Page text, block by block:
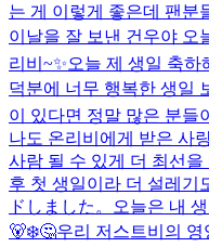
는 게 이렇게 좋은데 팬분
이날을 잘 보낸 건우야
리비~✨오늘 제 생일 축
덕분에 너무 행복한 생일
이 있다면 정말 많은 분들
나도 온리비에게 받은 사
사람 될 수 있게 더 최선
후 첫 생일이라 더 설레기
ドしました。
오늘은 내
🐻‍❄️🤔우리 저스트비의